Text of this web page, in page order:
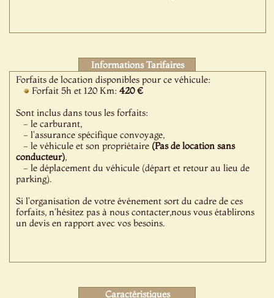
Informations Tarifaires
Forfaits de location disponibles pour ce véhicule:
Forfait 5h et 120 Km:420 €
Sont inclus dans tous les forfaits:
- le carburant,
- l'assurance spécifique convoyage,
- le véhicule et son propriétaire (Pas de location sans
conducteur),
- le déplacement du véhicule (départ et retour au lieu de
parking).
Si l'organisation de votre événement sort du cadre de ces
forfaits, n'hésitez pas à nous contacter,nous vous établirons
un devis en rapport avec vos besoins.
Caractéristiques